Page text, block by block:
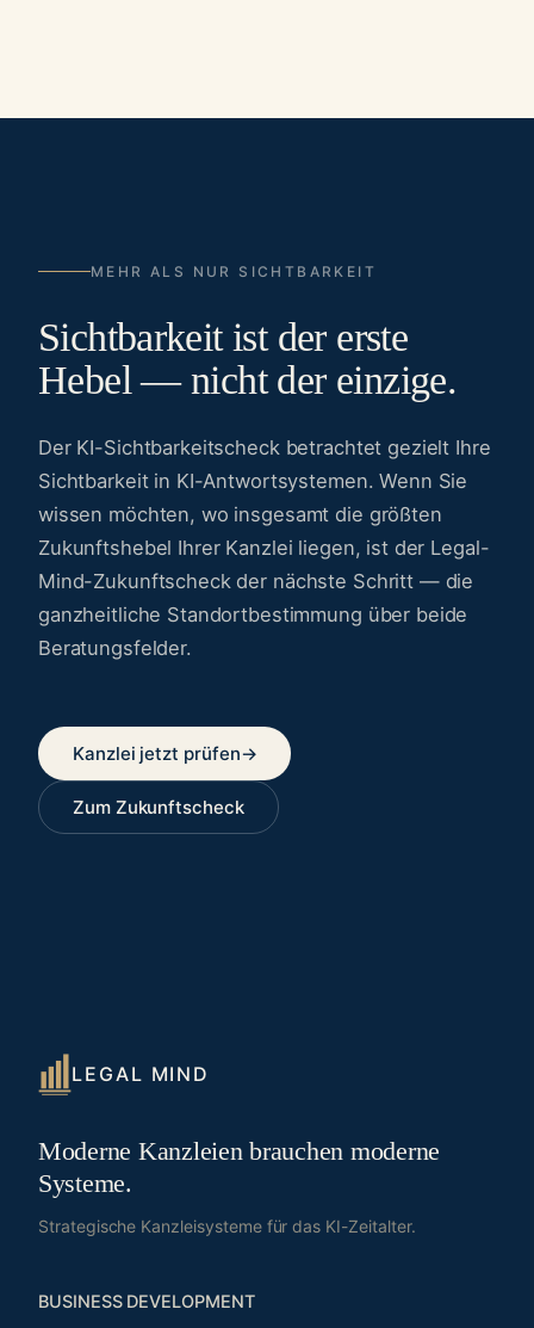
MEHR ALS NUR SICHTBARKEIT
Sichtbarkeit ist der erste
Hebel — nicht der einzige.
Der KI-Sichtbarkeitscheck betrachtet gezielt Ihre
Sichtbarkeit in KI-Antwortsystemen. Wenn Sie
wissen möchten, wo insgesamt die größten
Zukunftshebel Ihrer Kanzlei liegen, ist der Legal-
Mind-Zukunftscheck der nächste Schritt — die
ganzheitliche Standortbestimmung über beide
Beratungsfelder.
Kanzlei jetzt prüfen→
Zum Zukunftscheck
LEGAL MIND
Moderne Kanzleien brauchen moderne
Systeme.
Strategische Kanzleisysteme für das KI-Zeitalter.
BUSINESS DEVELOPMENT